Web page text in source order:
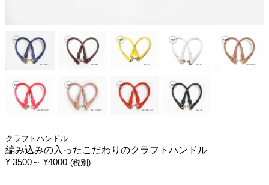
クラフトハンドル
編み込みの入ったこだわりのクラフトハンドル
¥ 3500～ ¥4000 (税別)